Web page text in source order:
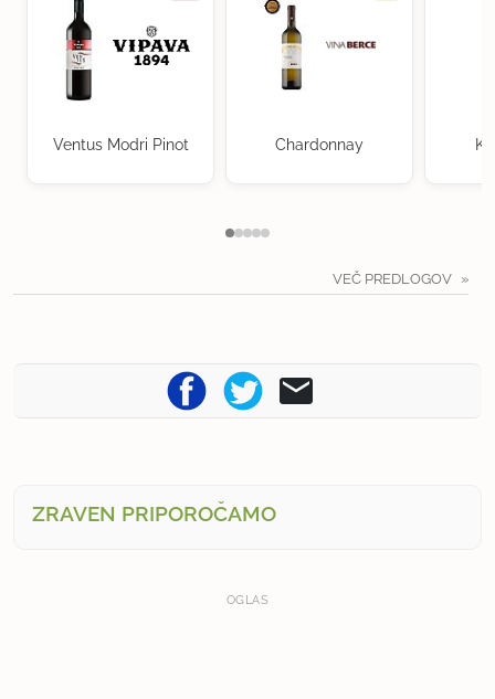
Ventus Modri Pinot Chardonnay
VEČ PREDLOGOV
ZRAVEN PRIPOROČAMO
OGLAS